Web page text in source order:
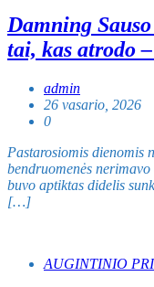
Damning
tai, kas atrodo
admin
26 vasario, 2026
0
Pastarosiomis dienomis
bendruomenės
buvo aptiktas didelis
[…]
AUGINTINIO